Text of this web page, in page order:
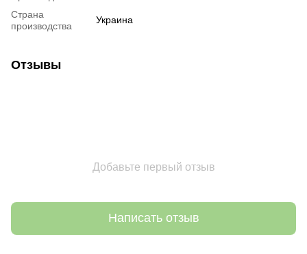
Страна
производства
Украина
Отзывы
Добавьте первый отзыв
Написать отзыв